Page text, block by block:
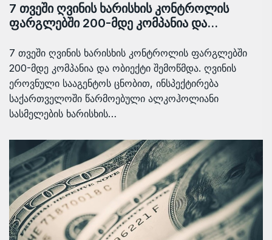
7 თვეში ღვინის ხარისხის კონტროლის
ფარგლებში 200-მდე კომპანია და…
7 თვეში ღვინის ხარისხის კონტროლის ფარგლებში
200-მდე კომპანია და ობიექტი შემოწმდა. ღვინის
ეროვნული სააგენტოს ცნობით, ინსპექტირება
საქართველოში წარმოებული ალკოჰოლიანი
სასმელების ხარისხის…